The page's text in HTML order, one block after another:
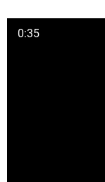
0:35